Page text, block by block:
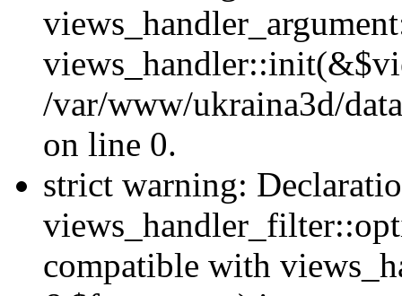
/var/www/ukraina3d/
on line 0.
strict warning:
compatible with